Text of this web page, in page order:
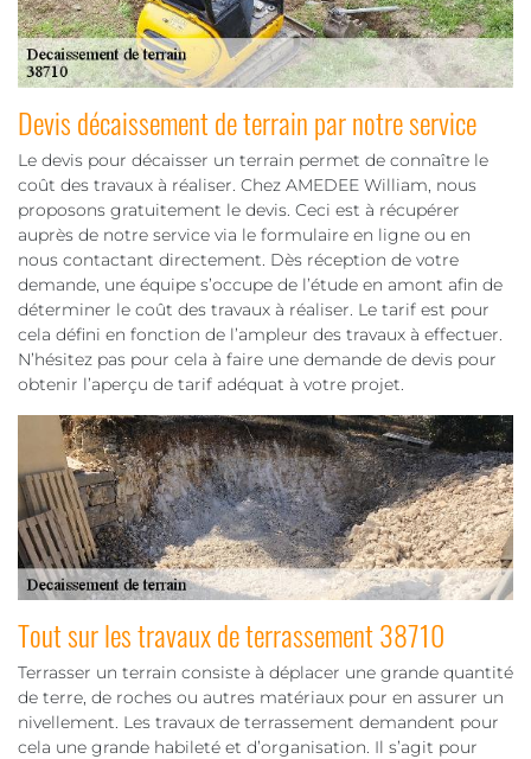
Devis décaissement de terrain par notre service
Le devis pour décaisser un terrain permet de connaître le
coût des travaux à réaliser. Chez AMEDEE William, nous
proposons gratuitement le devis. Ceci est à récupérer
auprès de notre service via le formulaire en ligne ou en
nous contactant directement. Dès réception de votre
demande, une équipe s’occupe de l’étude en amont afin de
déterminer le coût des travaux à réaliser. Le tarif est pour
cela défini en fonction de l’ampleur des travaux à effectuer.
N’hésitez pas pour cela à faire une demande de devis pour
obtenir l’aperçu de tarif adéquat à votre projet.
Tout sur les travaux de terrassement 38710
Terrasser un terrain consiste à déplacer une grande quantité
de terre, de roches ou autres matériaux pour en assurer un
nivellement. Les travaux de terrassement demandent pour
cela une grande habileté et d’organisation. Il s’agit pour